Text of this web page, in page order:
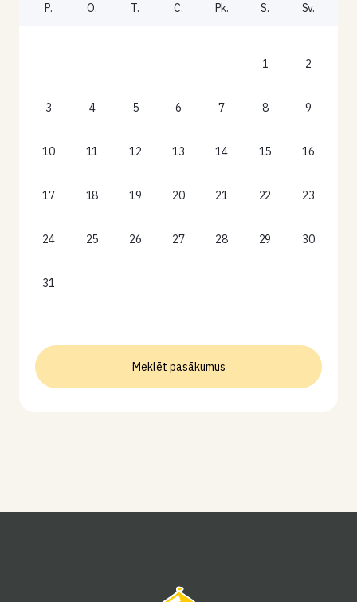
P. O. T. C. Pk. S. Sv.
1 2
3 4 5 6 7 8 9
10 11 12 13 14 15 16
17 18 19 20 21 22 23
24 25 26 27 28 29 30
31
Meklēt pasākumus